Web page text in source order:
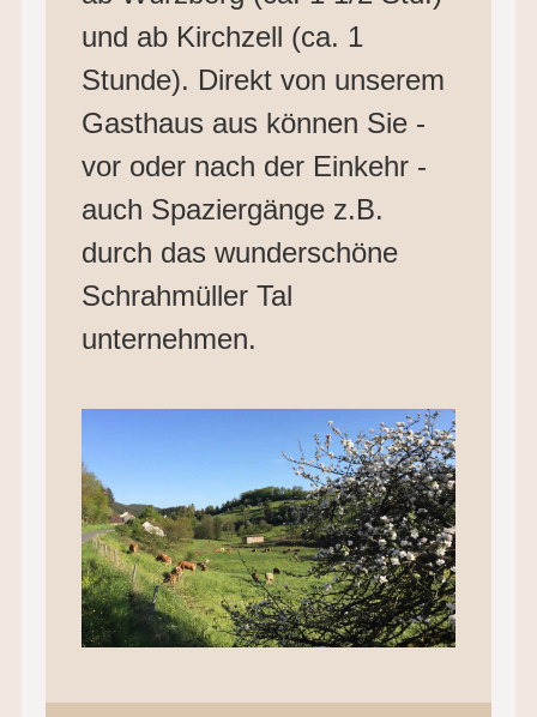
und ab Kirchzell (ca. 1
Stunde). Direkt von unserem
Gasthaus aus können Sie -
vor oder nach der Einkehr -
auch Spaziergänge z.B.
durch das wunderschöne
Schrahmüller Tal
unternehmen.